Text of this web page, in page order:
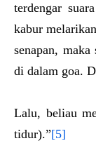
terdengar
kabur
senapan,
di dalam goa.
Lalu, beliau
tidur).”[5]